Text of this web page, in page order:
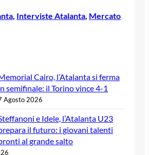
Interviste Atalanta Mercato
Cairo, l’Atalanta si ferma
semifinale: il Torino vince 4-1
Agosto 2026
e Idele, l’Atalanta U23
il futuro: i giovani talenti
al grande salto